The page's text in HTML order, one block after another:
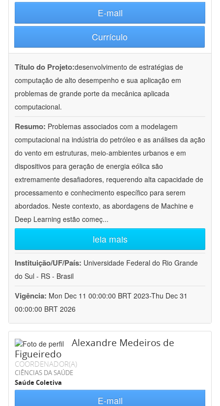
E-mail
Currículo
Título do Projeto:desenvolvimento de estratégias de
computação de alto desempenho e sua aplicação em
problemas de grande porte da mecânica aplicada
computacional.
Resumo: Problemas associados com a modelagem
computacional na indústria do petróleo e as análises da ação
do vento em estruturas, meio-ambientes urbanos e em
dispositivos para geração de energia eólica são
extremamente desafiadores, requerendo alta capacidade de
processamento e conhecimento específico para serem
abordados. Neste contexto, as abordagens de Machine e
Deep Learning estão começ...
leia mais
Instituição/UF/País: Universidade Federal do Rio Grande
do Sul - RS - Brasil
Vigência: Mon Dec 11 00:00:00 BRT 2023-Thu Dec 31
00:00:00 BRT 2026
Alexandre Medeiros de
Figueiredo
COORDENADOR(A)
CIÊNCIAS DA SAÚDE
Saúde Coletiva
E-mail